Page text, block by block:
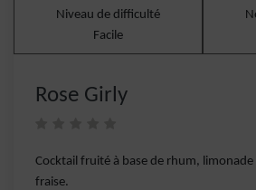
Niveau de difficulté
Facile
Rose Girly
Cocktail fruité à base de rhum, limonade
fraise.